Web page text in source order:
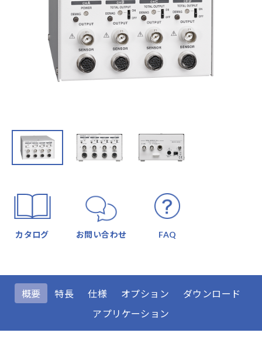
カタログ お問い合わせ FAQ
概要 特長 仕様 オプション
ダウンロード
アプリケーション